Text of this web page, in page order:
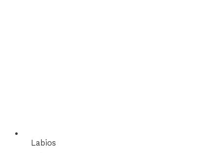
Labios